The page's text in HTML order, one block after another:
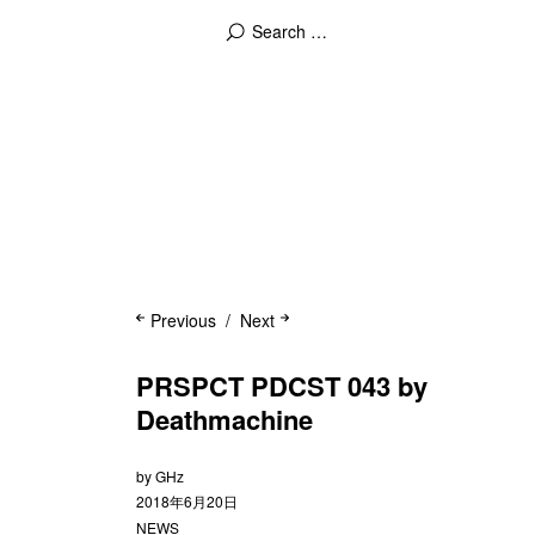
Next
Previous
PRSPCT PDCST 043 by
Deathmachine
byGHz
2018年6月20日
NEWS